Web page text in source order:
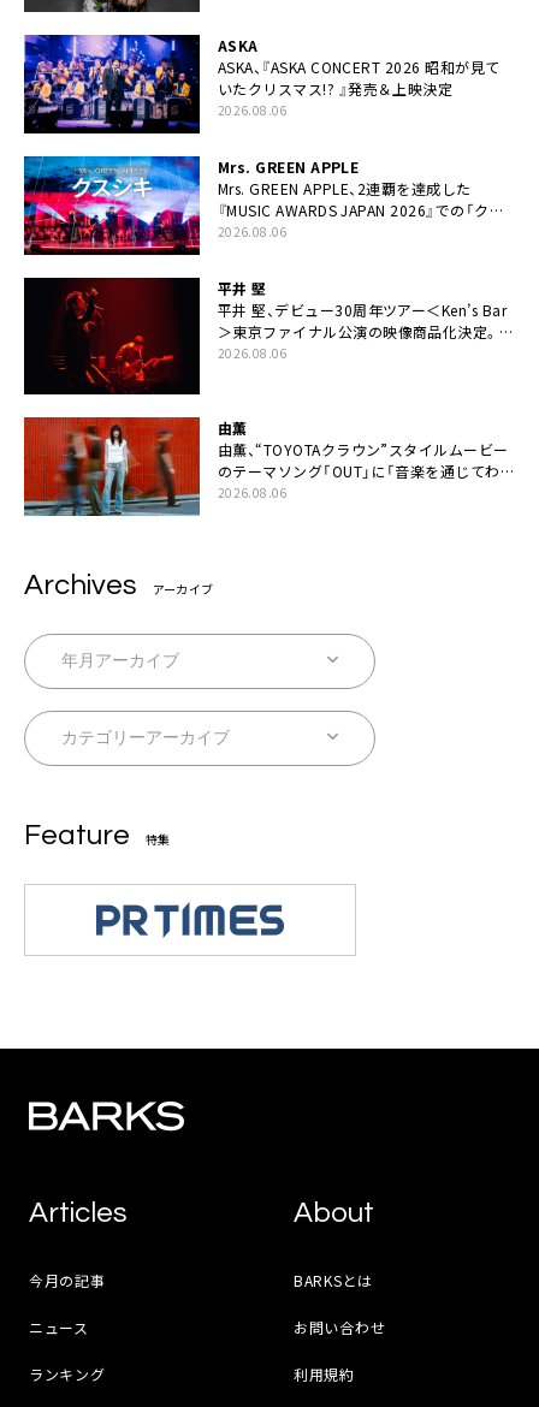
ASKA
ASKA、『ASKA CONCERT 2026 昭和が見て
いたクリスマス!? 』発売＆上映決定
2026.08.06
Mrs. GREEN APPLE
Mrs. GREEN APPLE、2連覇を達成した
『MUSIC AWARDS JAPAN 2026』での「クス
シキ」ライブパフォーマンスをYouTube公開
2026.08.06
平井 堅
平井 堅、デビュー30周年ツアー＜Ken’s Bar
＞東京ファイナル公演の映像商品化決定。ブ
ックレットには平井堅のメッセージ掲載も
2026.08.06
由薫
由薫、“TOYOTAクラウン”スタイルムービー
のテーマソング「OUT」に「音楽を通じてわ
かりあうということ」
2026.08.06
Archives アーカイブ
Feature 特集
Articles
今月の記事
ニュース
ランキング
About
BARKSとは
お問い合わせ
利用規約